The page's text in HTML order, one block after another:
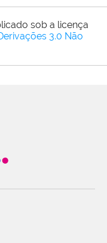
sob a licença
3.0 Não